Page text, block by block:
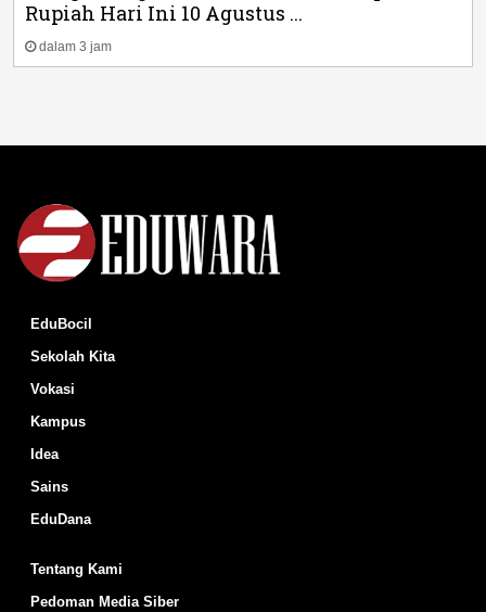
Rupiah Hari Ini 10 Agustus ...
dalam 3 jam
EduBocil
Sekolah Kita
Vokasi
Kampus
Idea
Sains
EduDana
Tentang Kami
Pedoman Media Siber